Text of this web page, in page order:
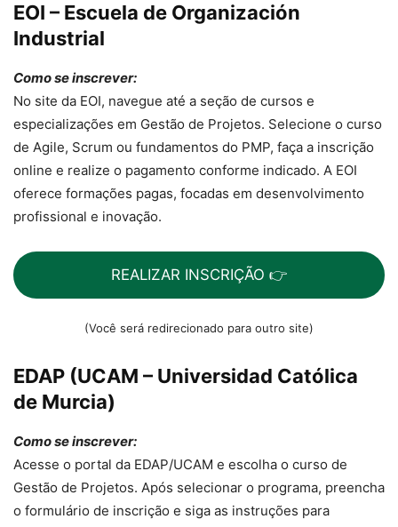
EOI – Escuela de Organización
Industrial
Como se inscrever:
No site da EOI, navegue até a seção de cursos e
especializações em Gestão de Projetos. Selecione o curso
de Agile, Scrum ou fundamentos do PMP, faça a inscrição
online e realize o pagamento conforme indicado. A EOI
oferece formações pagas, focadas em desenvolvimento
profissional e inovação.
REALIZAR INSCRIÇÃO 👉
(Você será redirecionado para outro site)
EDAP (UCAM – Universidad Católica
de Murcia)
Como se inscrever:
Acesse o portal da EDAP/UCAM e escolha o curso de
Gestão de Projetos. Após selecionar o programa, preencha
o formulário de inscrição e siga as instruções para